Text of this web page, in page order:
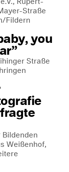
Straße
Fildern
you
Straße
Weißenhof,